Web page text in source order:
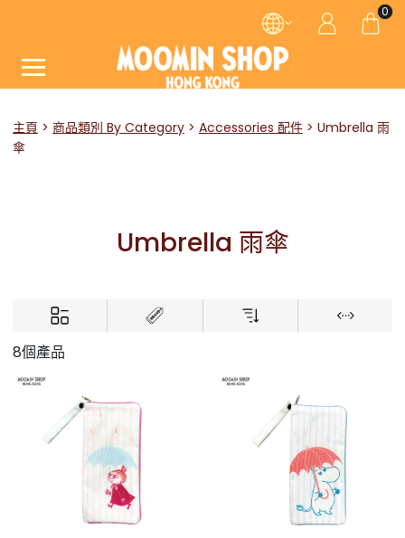
0
主頁 商品類別 By Category Accessories 配件
Umbrella 雨
傘
Umbrella 雨傘
8個產品